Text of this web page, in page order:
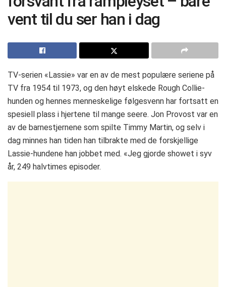
vent til du ser han i dag
TV-serien «Lassie» var en av de mest populære seriene på
TV fra 1954 til 1973, og den høyt elskede Rough Collie-
hunden og hennes menneskelige følgesvenn har fortsatt en
spesiell plass i hjertene til mange seere. Jon Provost var en
av de barnestjernene som spilte Timmy Martin, og selv i
dag minnes han tiden han tilbrakte med de forskjellige
Lassie-hundene han jobbet med. «Jeg gjorde showet i syv
år, 249 halvtimes episoder.